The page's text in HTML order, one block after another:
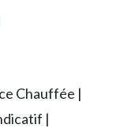
Chauffée |
|